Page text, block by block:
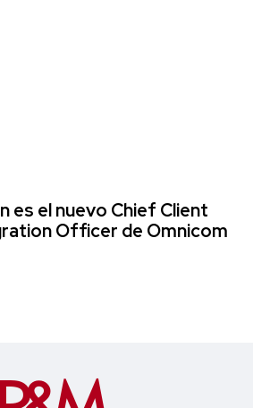
es el nuevo Chief Client
Officer de Omnicom